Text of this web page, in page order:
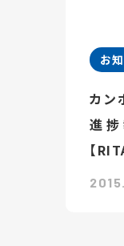
お
カン
進
【